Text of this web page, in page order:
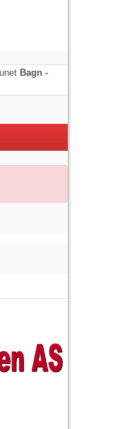
Bagn -